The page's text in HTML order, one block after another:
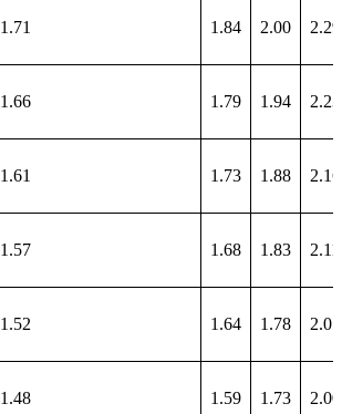
1.71 1.84 2.00 2.29
1.66 1.79 1.94 2.23
1.61 1.73 1.88 2.16
1.57 1.68 1.83 2.11
1.52 1.64 1.78 2.05
1.48 1.59 1.73 2.00